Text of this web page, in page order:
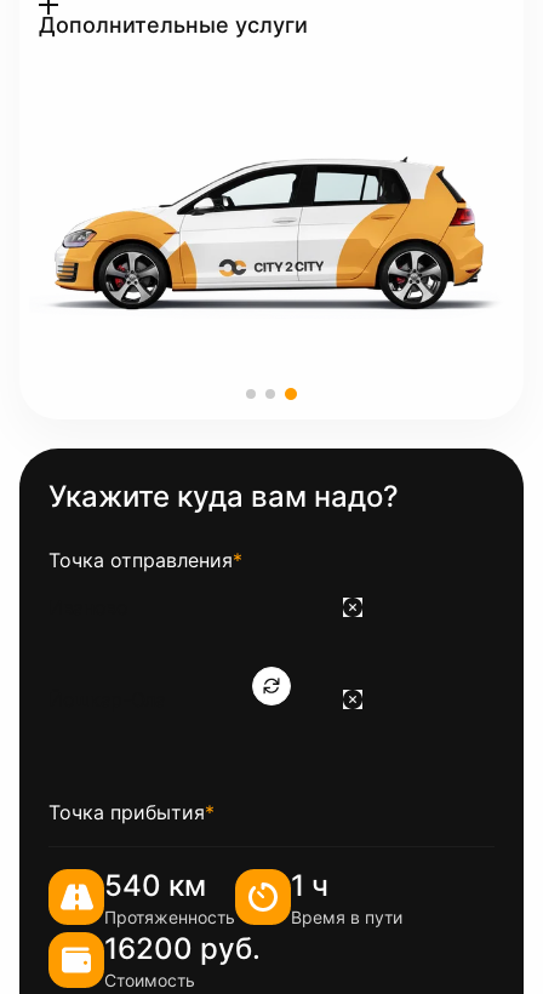
Дополнительные услуги
Укажите куда вам надо?
Точка отправления*
Точка прибытия*
540 км
Протяженность
1 ч
Время в пути
16200 руб.
Стоимость